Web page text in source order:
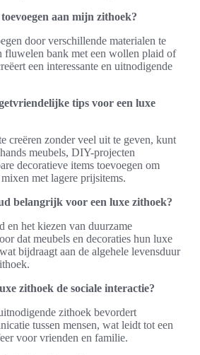
aan mijn zithoek?
door verschillende materialen te
fluwelen bank met een wollen plaid of
een interessante en uitnodigende
tips voor een luxe
creëren zonder veel uit te geven, kunt
meubels, DIY-projecten
decoratieve items toevoegen om
met lagere prijsitems.
belangrijk voor een luxe zithoek?
en het kiezen van duurzame
dat meubels en decoraties hun luxe
bijdraagt aan de algehele levensduur
zithoek de sociale interactie?
zithoek bevordert
tussen mensen, wat leidt tot een
voor vrienden en familie.